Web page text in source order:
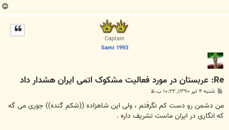
Captain
Sami 1993
Re: عربستان در مورد فعاليت مشکوک اتمی ايران هشدار داد
ت
شنبه ۴ تیر ۱۳۹۰, ۱۰:۲۲ ب.ظ
من دشمن رو دست کم نگرفتم ، ولی این شاهزاده ((شکم گنده)) جوری می گه
که انگاری در ایران ماست تشریف داره .